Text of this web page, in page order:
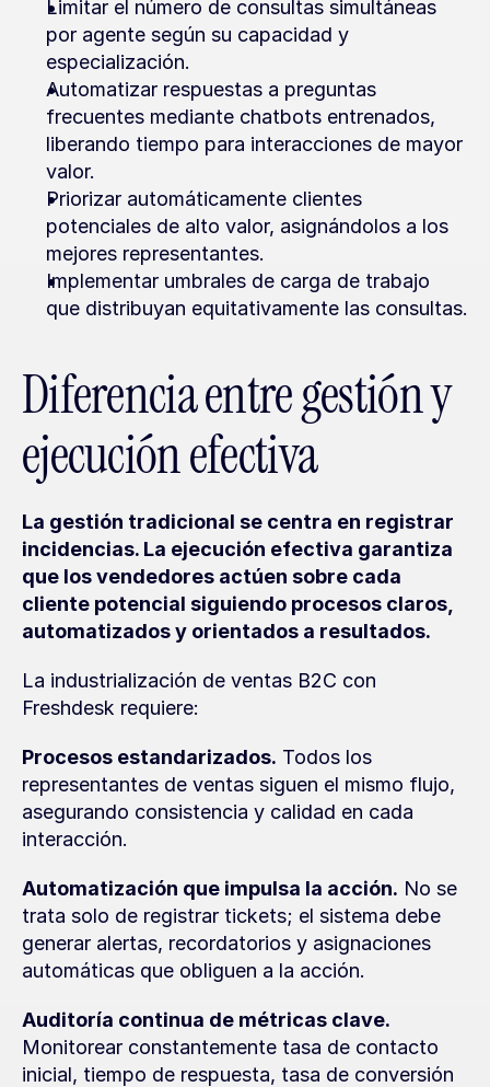
Limitar el número de consultas simultáneas
por agente según su capacidad y
especialización.
Automatizar respuestas a preguntas
frecuentes mediante chatbots entrenados,
liberando tiempo para interacciones de mayor
valor.
Priorizar automáticamente clientes
potenciales de alto valor, asignándolos a los
mejores representantes.
Implementar umbrales de carga de trabajo
que distribuyan equitativamente las consultas.
Diferencia entre gestión y
ejecución efectiva
La gestión tradicional se centra en registrar
incidencias. La ejecución efectiva garantiza
que los vendedores actúen sobre cada
cliente potencial siguiendo procesos claros,
automatizados y orientados a resultados.
La industrialización de ventas B2C con
Freshdesk requiere:
Procesos estandarizados. Todos los
representantes de ventas siguen el mismo flujo,
asegurando consistencia y calidad en cada
interacción.
Automatización que impulsa la acción. No se
trata solo de registrar tickets; el sistema debe
generar alertas, recordatorios y asignaciones
automáticas que obliguen a la acción.
Auditoría continua de métricas clave.
Monitorear constantemente tasa de contacto
inicial, tiempo de respuesta, tasa de conversión